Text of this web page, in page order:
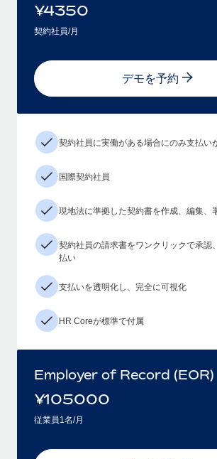
¥4350
契約社員/月
デモを予約
契約社員に実働がある場合にのみ支払い
国際契約社員
現地法に準拠した契約書を作成、編集、
契約社員の請求書をワンクリックで承認
払い
支払いを透明化し、完全に可視化
HR Coreが標準で付属
Employer of Record (EOR)
¥105000
従業員1名/月